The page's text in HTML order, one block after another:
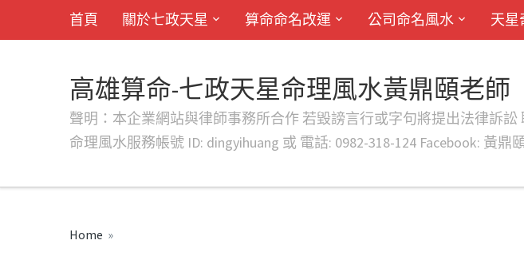
首頁 關於七政天星 算命命名改運 公司命名風水 天星
高雄算命-七政天星命理風水黃鼎頤老師
聲明：本企業網站與律師事務所合作 若毀謗言行或字句將提出法律訴訟
命理風水服務帳號 ID: dingyihuang 或 電話: 0982-318-124 Facebook: 黃鼎
Home »